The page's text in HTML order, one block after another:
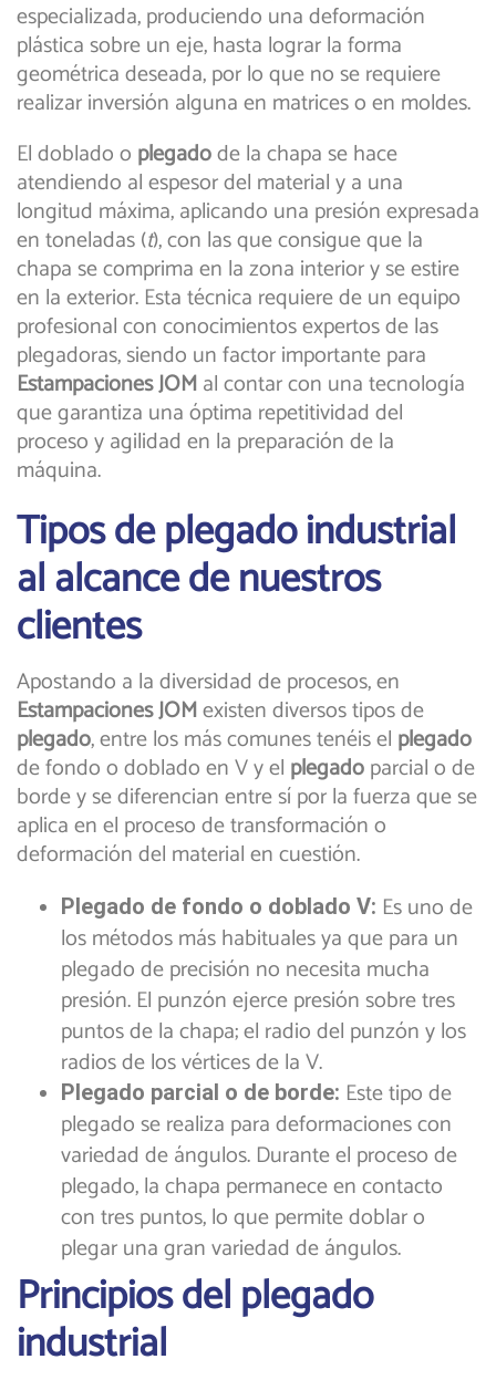
especializada, produciendo una deformación
plástica sobre un eje, hasta lograr la forma
geométrica deseada, por lo que no se requiere
realizar inversión alguna en matrices o en moldes.
El doblado o plegadode la chapa se hace
atendiendo al espesor del material y a una
longitud máxima, aplicando una presión expresada
en toneladas (t), con las que consigue que la
chapa se comprima en la zona interior y se estire
en la exterior. Esta técnica requiere de un equipo
profesional con conocimientos expertos de las
plegadoras, siendo un factor importante para
Estampaciones JOMal contar con una tecnología
que garantiza una óptima repetitividad del
proceso y agilidad en la preparación de la
máquina.
Tipos de plegado industrial
al alcance de nuestros
clientes
Apostando a la diversidad de procesos, en
Estampaciones JOMexisten diversos tipos de
plegado, entre los más comunes tenéis el plegado
de fondo o doblado en V y el plegadoparcial o de
borde y se diferencian entre sí por la fuerza que se
aplica en el proceso de transformación o
deformación del material en cuestión.
Plegado de fondo o doblado V: Es uno de
los métodos más habituales ya que para un
plegado de precisión no necesita mucha
presión. El punzón ejerce presión sobre tres
puntos de la chapa; el radio del punzón y los
radios de los vértices de la V.
Plegado parcial o de borde: Este tipo de
plegado se realiza para deformaciones con
variedad de ángulos. Durante el proceso de
plegado, la chapa permanece en contacto
con tres puntos, lo que permite doblar o
plegar una gran variedad de ángulos.
Principios del plegado
industrial